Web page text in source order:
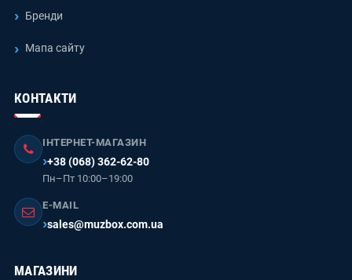
Бренди
Мапа сайту
КОНТАКТИ
ІНТЕРНЕТ-МАГАЗИН
+38 (068) 362-62-80
Пн–Пт 10:00–19:00
E-MAIL
sales@muzbox.com.ua
МАГАЗИНИ